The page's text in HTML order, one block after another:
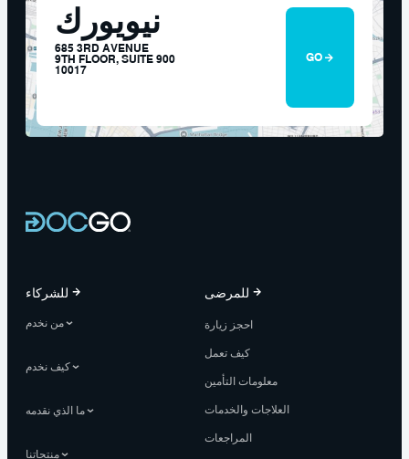
نيويورك
685 3RD AVENUE
9TH FLOOR, SUITE 900
10017
GO
للشركاء
من نخدم
كيف نخدم
ما الذي نقدمه
منتجاتنا
للمرضى
احجز زيارة
كيف تعمل
معلومات التأمين
العلاجات والخدمات
المراجعات